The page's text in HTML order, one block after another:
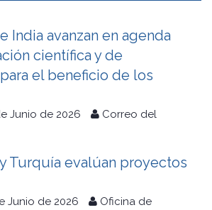
India avanzan en agenda
científica y de
el beneficio de los
Junio de 2026
Correo del
Turquía evalúan proyectos
Junio de 2026
Oficina de